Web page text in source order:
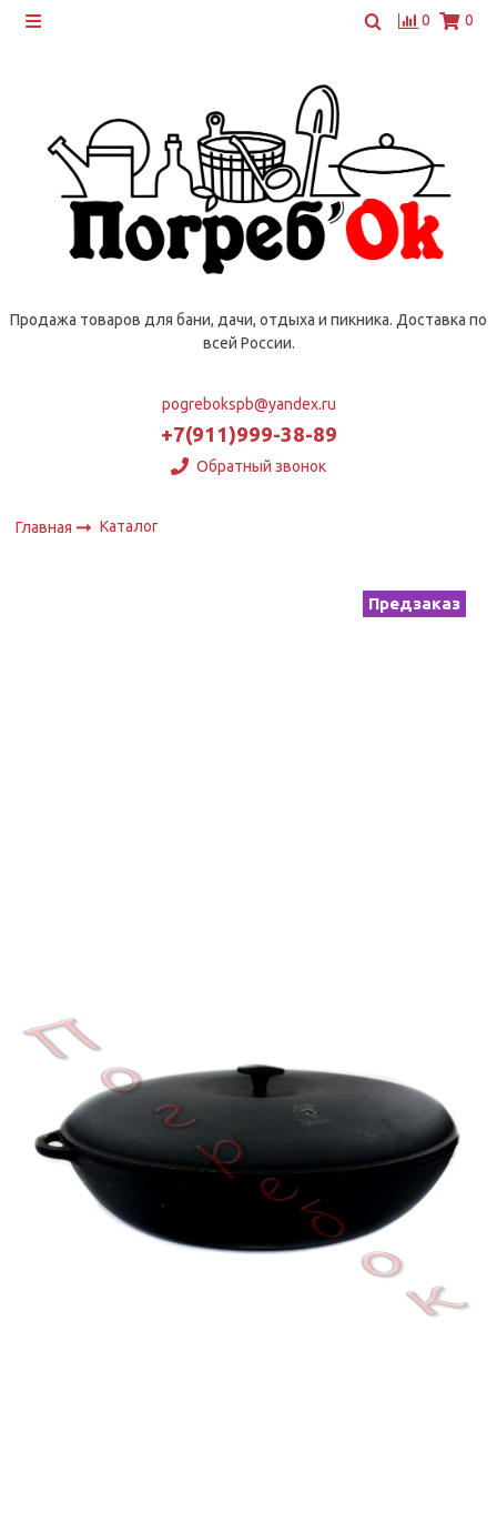
0 0
Продажа товаров для бани, дачи, отдыха и пикника. Доставка по
всей России.
pogrebokspb@yandex.ru
+7(911)999-38-89
Обратный звонок
Главная Каталог
Предзаказ